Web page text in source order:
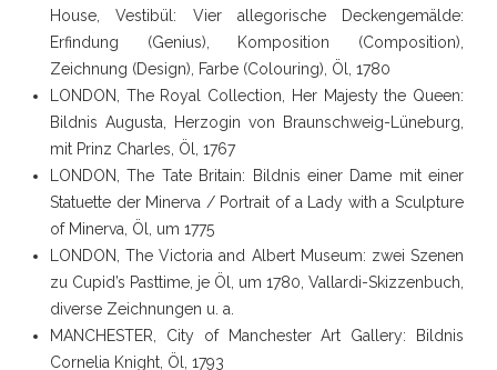
House, Vestibül: Vier allegorische Deckengemälde:
Erfindung (Genius), Komposition (Composition),
Zeichnung (Design), Farbe (Colouring), Öl, 1780
LONDON, The Royal Collection, Her Majesty the Queen:
Bildnis Augusta, Herzogin von Braunschweig-Lüneburg,
mit Prinz Charles, Öl, 1767
LONDON, The Tate Britain: Bildnis einer Dame mit einer
Statuette der Minerva / Portrait of a Lady with a Sculpture
of Minerva, Öl, um 1775
LONDON, The Victoria and Albert Museum: zwei Szenen
zu Cupid’s Pasttime, je Öl, um 1780, Vallardi-Skizzenbuch,
diverse Zeichnungen u. a.
MANCHESTER, City of Manchester Art Gallery: Bildnis
Cornelia Knight, Öl, 1793